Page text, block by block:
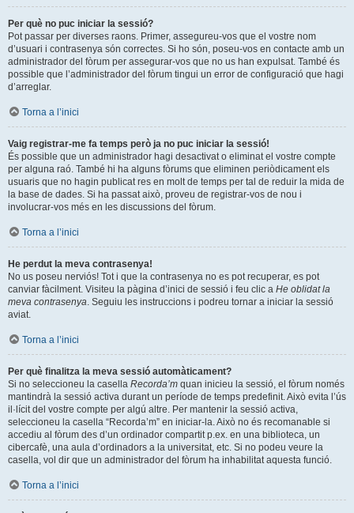
Per què no puc iniciar la sessió?
Pot passar per diverses raons. Primer, assegureu-vos que el vostre nom
d’usuari i contrasenya són correctes. Si ho són, poseu-vos en contacte amb un
administrador del fòrum per assegurar-vos que no us han expulsat. També és
possible que l’administrador del fòrum tingui un error de configuració que hagi
d’arreglar.
Torna a l’inici
Vaig registrar-me fa temps però ja no puc iniciar la sessió!
És possible que un administrador hagi desactivat o eliminat el vostre compte
per alguna raó. També hi ha alguns fòrums que eliminen periòdicament els
usuaris que no hagin publicat res en molt de temps per tal de reduir la mida de
la base de dades. Si ha passat això, proveu de registrar-vos de nou i
involucrar-vos més en les discussions del fòrum.
Torna a l’inici
He perdut la meva contrasenya!
No us poseu nerviós! Tot i que la contrasenya no es pot recuperar, es pot
canviar fàcilment. Visiteu la pàgina d’inici de sessió i feu clic a He oblidat la
meva contrasenya . Seguiu les instruccions i podreu tornar a iniciar la sessió
aviat.
Torna a l’inici
Per què finalitza la meva sessió automàticament?
Si no seleccioneu la casella Recorda’m quan inicieu la sessió, el fòrum només
mantindrà la sessió activa durant un període de temps predefinit. Això evita l’ús
il·lícit del vostre compte per algú altre. Per mantenir la sessió activa,
seleccioneu la casella “Recorda’m” en iniciar-la. Això no és recomanable si
accediu al fòrum des d’un ordinador compartit p.ex. en una biblioteca, un
cibercafè, una aula d’ordinadors a la universitat, etc. Si no podeu veure la
casella, vol dir que un administrador del fòrum ha inhabilitat aquesta funció.
Torna a l’inici